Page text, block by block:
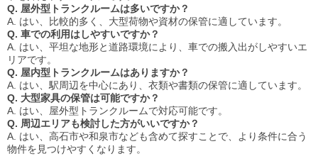
Q. 屋外型トランクルームは多いですか？
A. はい、比較的多く、大型荷物や資材の保管に適しています。
Q. 車での利用はしやすいですか？
A. はい、平坦な地形と道路環境により、車での搬入出がしやすいエ
リアです。
Q. 屋内型トランクルームはありますか？
A. はい、駅周辺を中心にあり、衣類や書類の保管に適しています。
Q. 大型家具の保管は可能ですか？
A. はい、屋外型トランクルームで対応可能です。
Q. 周辺エリアも検討した方がいいですか？
A. はい、高石市や和泉市なども含めて探すことで、より条件に合う
物件を見つけやすくなります。